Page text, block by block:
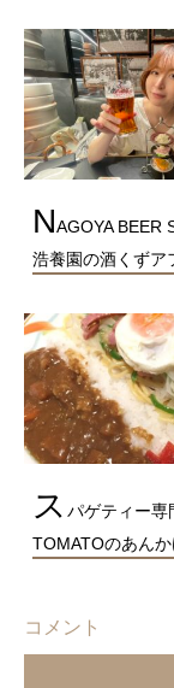
NAGOYA BEER
浩養園の酒くずア
ス パゲティー専
TOMATOのあん
コメント